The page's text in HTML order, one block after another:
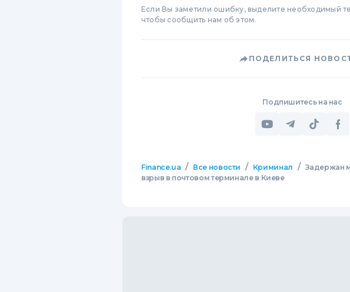
Если Вы заметили ошибку, выделите необходимый
чтобы сообщить нам об этом.
ПОДЕЛИТЬСЯ
Подпишитесь на нас
Finance.ua / Все новости / Криминал / Задержан
взрыв в почтовом терминале в Киеве